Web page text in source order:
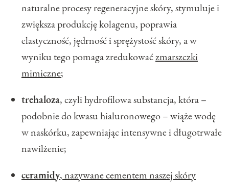
naturalne procesy regeneracyjne skóry, stymuluje i
zwiększa produkcję kolagenu, poprawia
elastyczność, jędrność i sprężystość skóry, a w
wyniku tego pomaga zredukowaćzmarszczki
mimiczne;
trehaloza, czyli hydrofilowa substancja, która –
podobnie do kwasu hialuronowego – wiąże wodę
w naskórku, zapewniając intensywne i długotrwałe
nawilżenie;
ceramidy, nazywane cementem naszej skóry